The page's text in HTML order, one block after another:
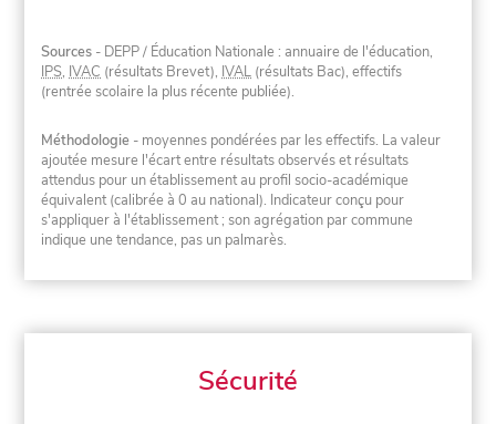
Sources - DEPP / Éducation Nationale : annuaire de l'éducation,
IPS, IVAC (résultats Brevet), IVAL (résultats Bac), effectifs
(rentrée scolaire la plus récente publiée).
Méthodologie - moyennes pondérées par les effectifs. La valeur
ajoutée mesure l'écart entre résultats observés et résultats
attendus pour un établissement au profil socio-académique
équivalent (calibrée à 0 au national). Indicateur conçu pour
s'appliquer à l'établissement ; son agrégation par commune
indique une tendance, pas un palmarès.
Sécurité